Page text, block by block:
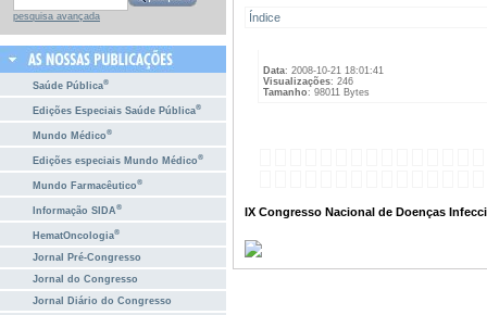
pesquisa avançada
Saúde Pública®
Edições Especiais Saúde Pública®
Mundo Médico®
Edições especiais Mundo Médico®
Mundo Farmacêutico®
Informação SIDA®
HematOncologia®
Jornal Pré-Congresso
Jornal do Congresso
Jornal Diário do Congresso
Índice
Data: 2008-10-21 18:01:41
Visualizações: 246
Tamanho: 98011 Bytes
IX Congresso Nacional de Doenças